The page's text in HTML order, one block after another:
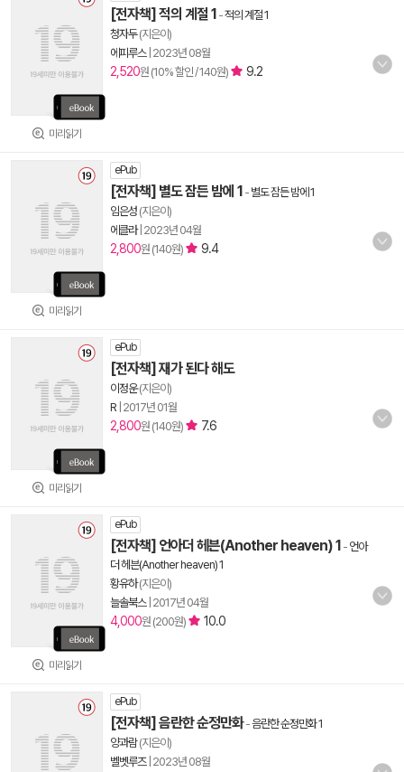
미리읽기
[전자책] 적의 계절 1 -적의 계절 1
청자두(지은이)
에피루스| 2023년 08월
2,520원 (10% 할인 / 140원) 9.2
미리읽기
ePub
[전자책] 별도 잠든 밤에 1 - 별도 잠든 밤에 1
임은성 (지은이)
에클라| 2023년 04월
2,800원 (140원) 9.4
미리읽기
ePub
[전자책] 재가 된다 해도
이정운(지은이)
R 2017년 01월
2,800원 (140원) 7.6
미리읽기
ePub
[전자책] 언아더 헤븐(Another heaven) 1 - 언아
더 헤븐(Another heaven) 1
황유하(지은이)
늘솔북스| 2017년 04월
4,000원 (200원) 10.0
ePub
[전자책] 음란한 순정만화-음란한 순정만화 1
양과람(지은이)
벨벳루즈| 2023년 08월